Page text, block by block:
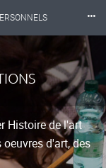
BIBLIOTHÈQUES
⸱⸱⸱
Histoire de l'art
d'art, des